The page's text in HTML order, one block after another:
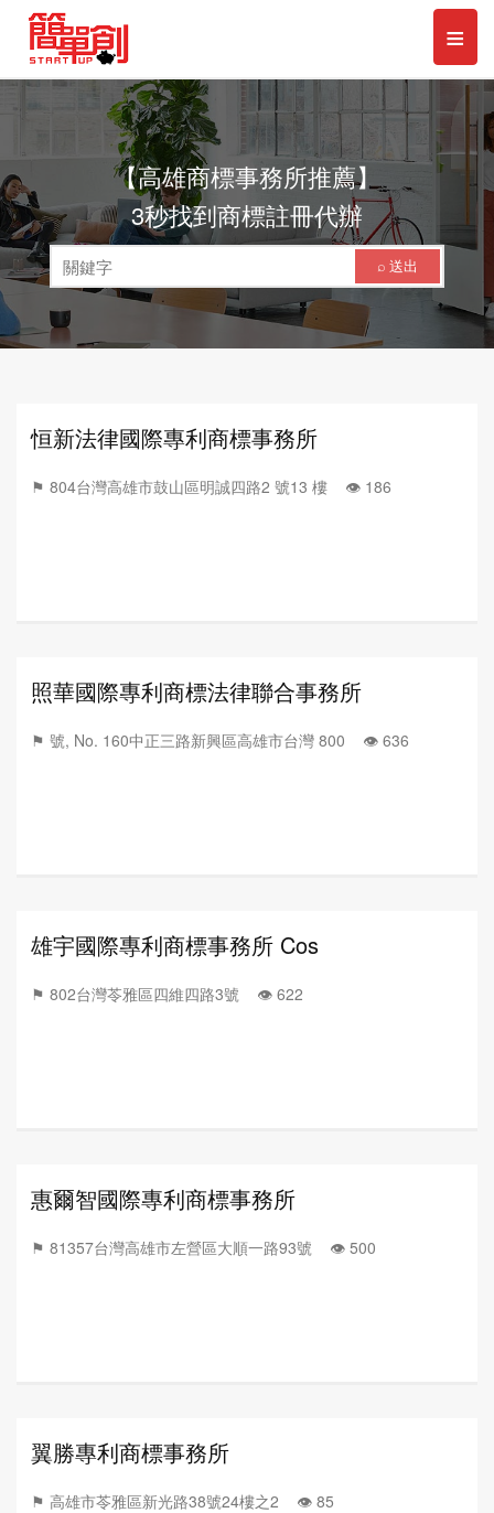
≡
【高雄商標事務所推薦】
3秒找到商標註冊代辦
⌕ 送出
恒新法律國際專利商標事務所
⚑ 804台灣高雄市鼓山區明誠四路2 號13 樓 👁️‍ 186
照華國際專利商標法律聯合事務所
⚑ 號, No. 160中正三路新興區高雄市台灣 800 👁️‍ 636
雄宇國際專利商標事務所 Cos
⚑ 802台灣苓雅區四維四路3號 👁️‍ 622
惠爾智國際專利商標事務所
⚑ 81357台灣高雄市左營區大順一路93號 👁️‍ 500
翼勝專利商標事務所
⚑ 高雄市苓雅區新光路38號24樓之2 👁️‍ 85